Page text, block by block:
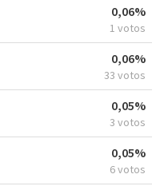
0,06%
1 votos
0,06%
33 votos
0,05%
3 votos
0,05%
6 votos